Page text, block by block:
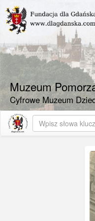
Muzeum
Cyfrowe Muzeum